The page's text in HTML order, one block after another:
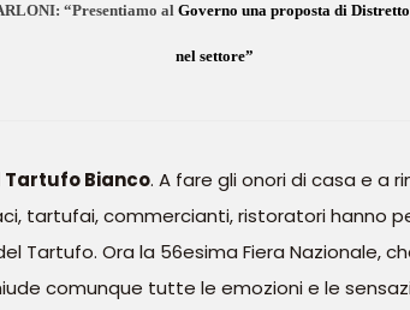
“Presentiamo al Governo una proposta di
nel settore”
Tartufo Bianco. A fare gli onori di casa e a
tartufai, commercianti, ristoratori hanno
Tartufo. Ora la 56esima Fiera Nazionale,
comunque tutte le emozioni e le